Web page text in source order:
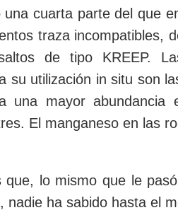
una cuarta parte del que
traza incompatibles,
de tipo KREEP.
su utilización in situ son
una mayor
El manganeso en las
que, lo mismo que le
nadie ha sabido hasta el